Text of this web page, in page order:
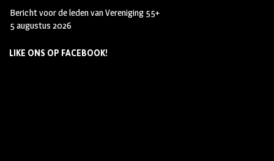
Bericht voor de leden van Vereniging 55+
5 augustus 2026
LIKE ONS OP FACEBOOK!